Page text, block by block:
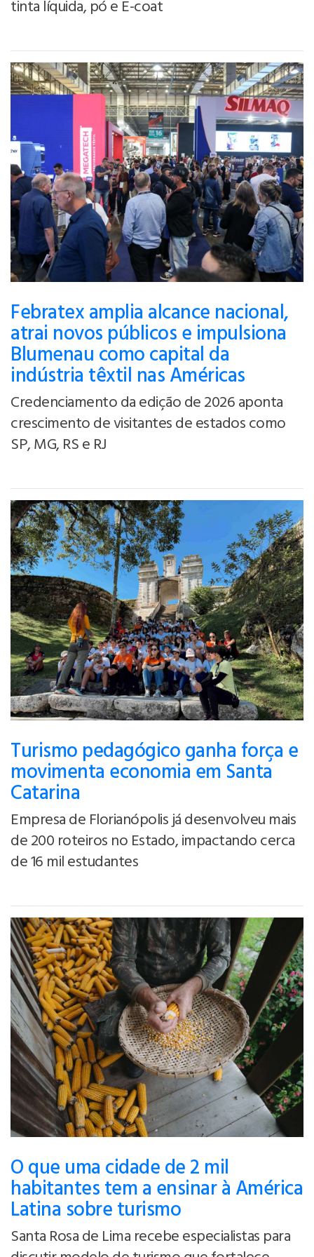
tinta líquida, pó e E-coat
Febratex amplia alcance nacional,
atrai novos públicos e impulsiona
Blumenau como capital da
indústria têxtil nas Américas
Credenciamento da edição de 2026 aponta
crescimento de visitantes de estados como
SP, MG, RS e RJ
Turismo pedagógico ganha força e
movimenta economia em Santa
Catarina
Empresa de Florianópolis já desenvolveu mais
de 200 roteiros no Estado, impactando cerca
de 16 mil estudantes
O que uma cidade de 2 mil
habitantes tem a ensinar à América
Latina sobre turismo
Santa Rosa de Lima recebe especialistas para